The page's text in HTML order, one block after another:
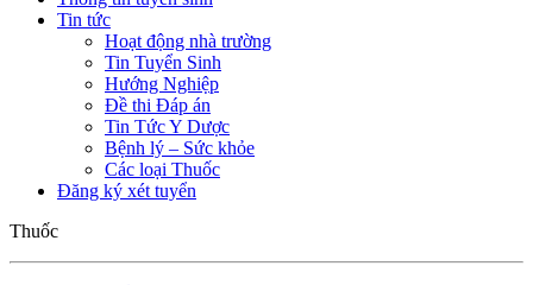
Tin tức
Hoạt động nhà trường
Tin Tuyển Sinh
Hướng Nghiệp
Đề thi Đáp án
Tin Tức Y Dược
Bệnh lý – Sức khỏe
Các loại Thuốc
Đăng ký xét tuyển
Thuốc